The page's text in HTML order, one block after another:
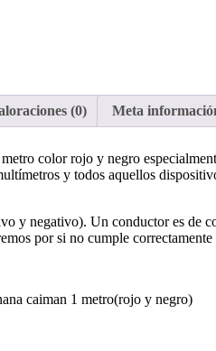
(0) Meta
color rojo y negro
y todos aquellos
y negativo). Un conductor es de
por si no cumple
caiman 1 metro(rojo y negro)